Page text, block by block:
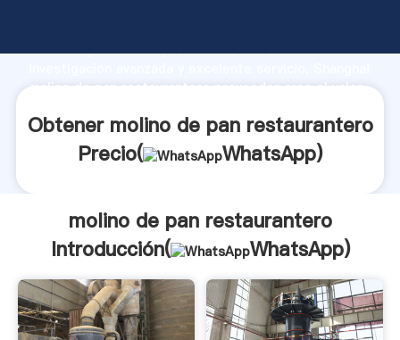
fuerte capacidad de producción, fuerza de
molino de pan restaurantero proveedor crea el valor
Obtener molino de pan restaurantero
Precio(
WhatsApp)
molino de pan restaurantero
Introducción(
WhatsApp)